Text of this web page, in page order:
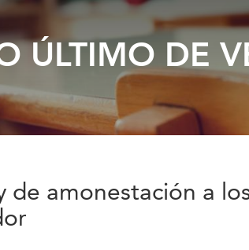
ÚLTIMO DE
de amonestación a